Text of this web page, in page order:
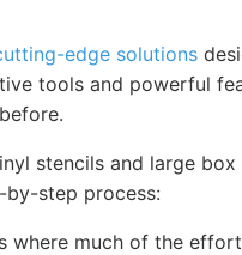
edge solutions
tools and powerful
stencils and large
step process:
where much of the